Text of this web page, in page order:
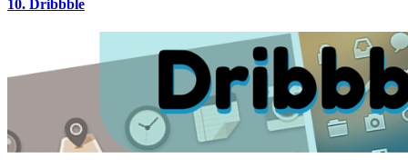
10. Dribbble